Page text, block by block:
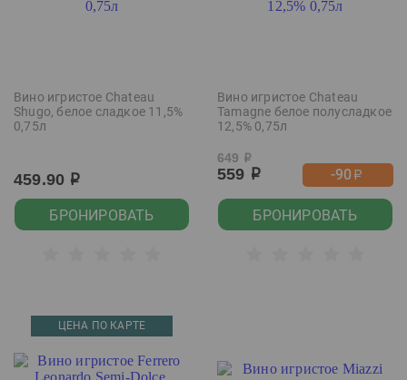
Вино игристое Chateau
Shugo, белое сладкое 11,5%
0,75л
459.90 р
БРОНИРОВАТЬ
Вино игристое Chateau
Tamagne белое полусладкое
12,5% 0,75л
649 р
559 р -90р
БРОНИРОВАТЬ
ЦЕНА ПО КАРТЕ